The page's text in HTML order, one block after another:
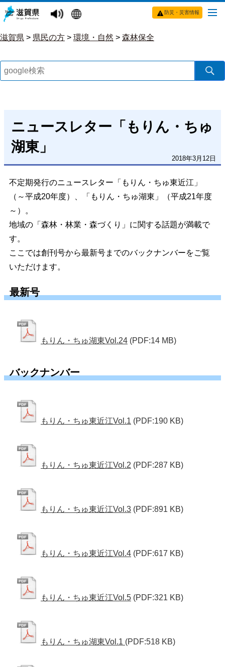
防災・災害情報
滋賀県 > 県民の方 > 環境・自然 > 森林保全
ニュースレター「もりん・ちゅ
湖東」
2018年3月12日
不定期発行のニュースレター「もりん・ちゅ東近江」
（～平成20年度）、「もりん・ちゅ湖東」（平成21年度
～）。
地域の「森林・林業・森づくり」に関する話題が満載で
す。
ここでは創刊号から最新号までのバックナンバーをご覧
いただけます。
最新号
もりん・ちゅ湖東Vol.24 (PDF:14 MB)
バックナンバー
もりん・ちゅ東近江Vol.1 (PDF:190 KB)
もりん・ちゅ東近江Vol.2 (PDF:287 KB)
もりん・ちゅ東近江Vol.3 (PDF:891 KB)
もりん・ちゅ東近江Vol.4 (PDF:617 KB)
もりん・ちゅ東近江Vol.5 (PDF:321 KB)
もりん・ちゅ湖東Vol.1 (PDF:518 KB)